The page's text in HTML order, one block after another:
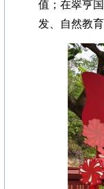
值；在翠亨
发、自然教